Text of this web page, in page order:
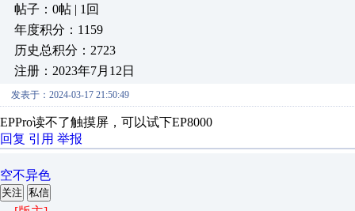
帖子：0帖 | 1回
年度积分：1159
历史总积分：2723
注册：2023年7月12日
发表于：2024-03-17 21:50:49
EPPro读不了触摸屏，可以试下EP8000
回复 引用 举报
空不异色
关注 私信